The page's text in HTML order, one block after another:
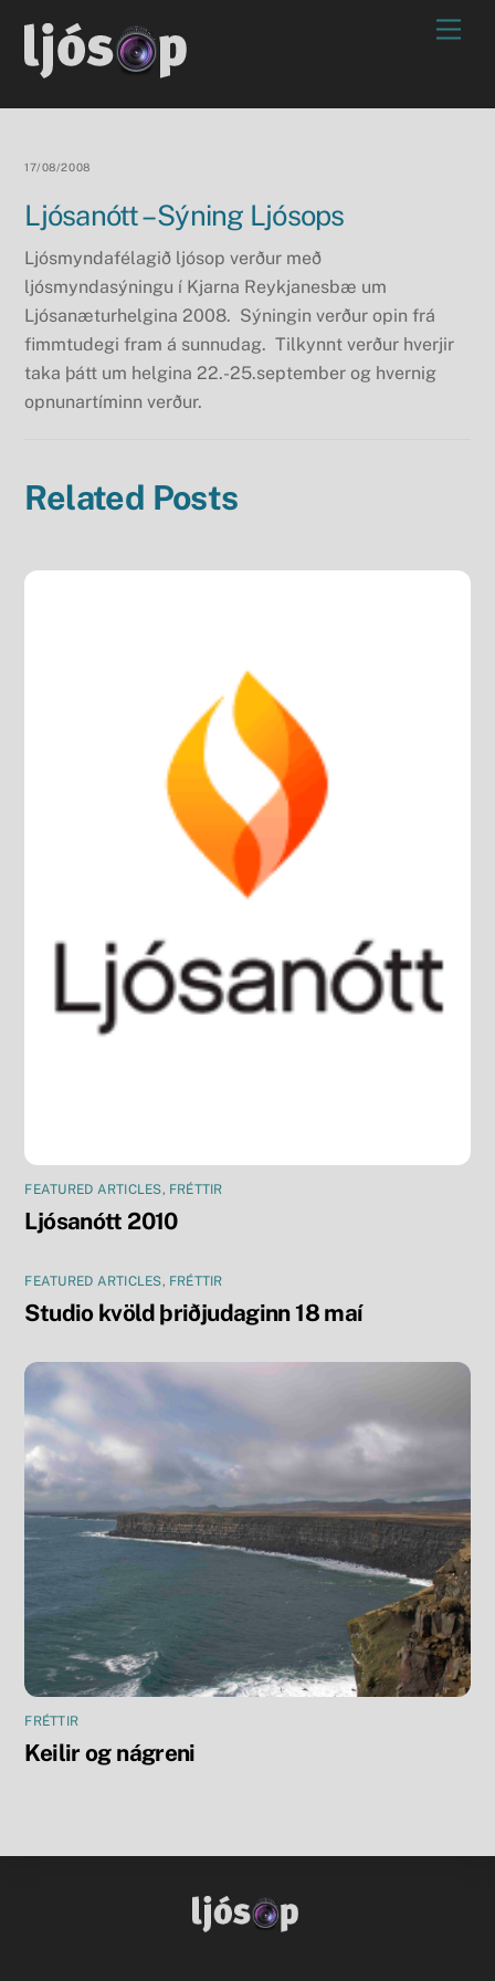
content
17/08/2008
Ljósanótt – Sýning Ljósops
Ljósmyndafélagið ljósop verður með
ljósmyndasýningu í Kjarna Reykjanesbæ um
Ljósanæturhelgina 2008. Sýningin verður opin frá
fimmtudegi fram á sunnudag. Tilkynnt verður hverjir
taka þátt um helgina 22.-25.september og hvernig
opnunartíminn verður.
Related Posts
FEATURED ARTICLES, FRÉTTIR
Ljósanótt 2010
FEATURED ARTICLES, FRÉTTIR
Studio kvöld þriðjudaginn 18 maí
FRÉTTIR
Keilir og nágreni
FacebookFlickr